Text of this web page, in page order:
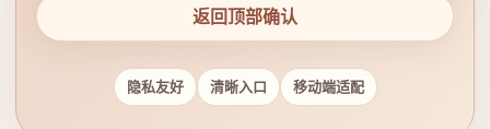
返回顶部确认
隐私友好 清晰入口 移动端适配